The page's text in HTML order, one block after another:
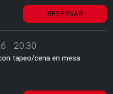
RESERVAR
- 20:30
tapeo/cena en mesa